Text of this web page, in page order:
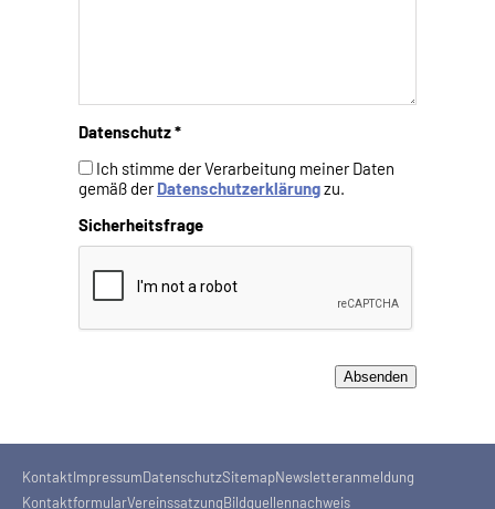
Datenschutz *
Ich stimme der Verarbeitung meiner Daten
gemäß derDatenschutzerklärungzu.
Sicherheitsfrage
KontaktImpressumDatenschutzSitemapNewsletteranmeldung
KontaktformularVereinssatzungBildquellennachweis